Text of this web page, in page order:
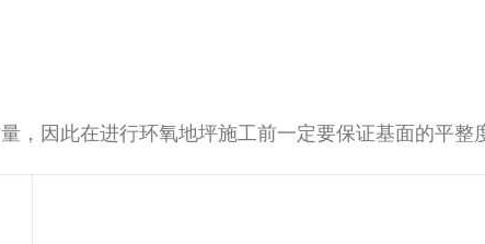
，因此在进行环氧地坪施工前一定要保证基面的平